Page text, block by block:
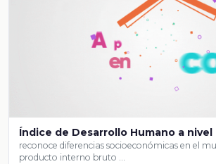
Índice de Desarrollo Humano a nivel
reconoce diferencias socioeconómicas en el
producto interno bruto …